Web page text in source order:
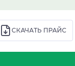
СКАЧАТЬ ПРАЙС